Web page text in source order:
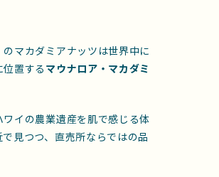
マカダミアナッツは世界中に
置する マウナロア・マカダミ
イの農業遺産を肌で感じる体
見つつ、直売所ならではの品